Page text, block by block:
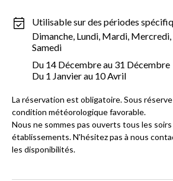
Utilisable sur des périodes
Dimanche, Lundi, Mardi, Mercredi,
Samedi
Du 14 Décembre au 31 Décembre
Du 1 Janvier au 10 Avril
La réservation est obligatoire. Sous
condition météorologique favorable.
Nous ne sommes pas ouverts tous les
établissements. N'hésitez pas à nous
les disponibilités.